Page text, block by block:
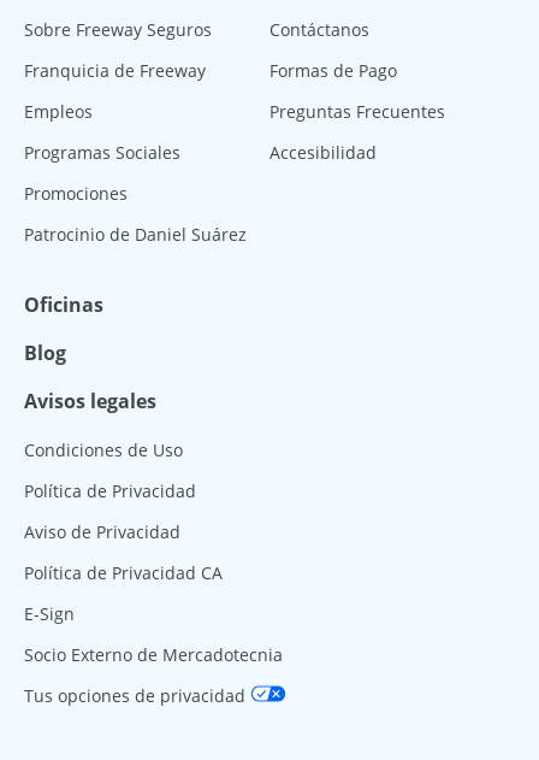
Sobre Freeway Seguros
Franquicia de Freeway
Empleos
Programas Sociales
Promociones
Patrocinio de Daniel Suárez
Contáctanos
Formas de Pago
Preguntas Frecuentes
Accesibilidad
Oficinas
Blog
Avisos legales
Condiciones de Uso
Política de Privacidad
Aviso de Privacidad
Política de Privacidad CA
E-Sign
Socio Externo de Mercadotecnia
Tus opciones de privacidad